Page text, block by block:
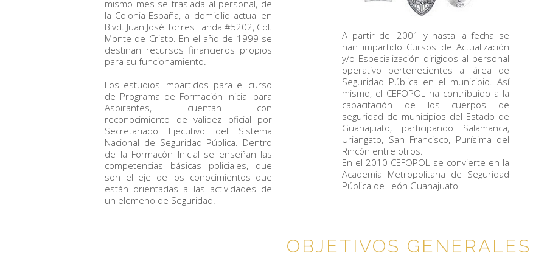
mismo mes se traslada al personal, de
la Colonia España, al domicilio actual en
Blvd. Juan José Torres Landa #5202, Col.
Monte de Cristo. En el año de 1999 se
destinan recursos financieros propios
para su funcionamiento.
Los estudios impartidos para el curso
de Programa de Formación Inicial para
Aspirantes, cuentan con
reconocimiento de validez oficial por
Secretariado Ejecutivo del Sistema
Nacional de Seguridad Pública. Dentro
de la Formacón Inicial se enseñan las
competencias básicas policiales, que
son el eje de los conocimientos que
están orientadas a las actividades de
un elemeno de Seguridad.
A partir del 2001 y hasta la fecha se
han impartido Cursos de Actualización
y/o Especialización dirigidos al personal
operativo pertenecientes al área de
Seguridad Pública en el municipio. Así
mismo, el CEFOPOL ha contribuido a la
capacitación de los cuerpos de
seguridad de municipios del Estado de
Guanajuato, participando Salamanca,
Uriangato, San Francisco, Purísima del
Rincón entre otros.
En el 2010 CEFOPOL se convierte en la
Academia Metropolitana de Seguridad
Pública de León Guanajuato.
OBJETIVOS GENERALES